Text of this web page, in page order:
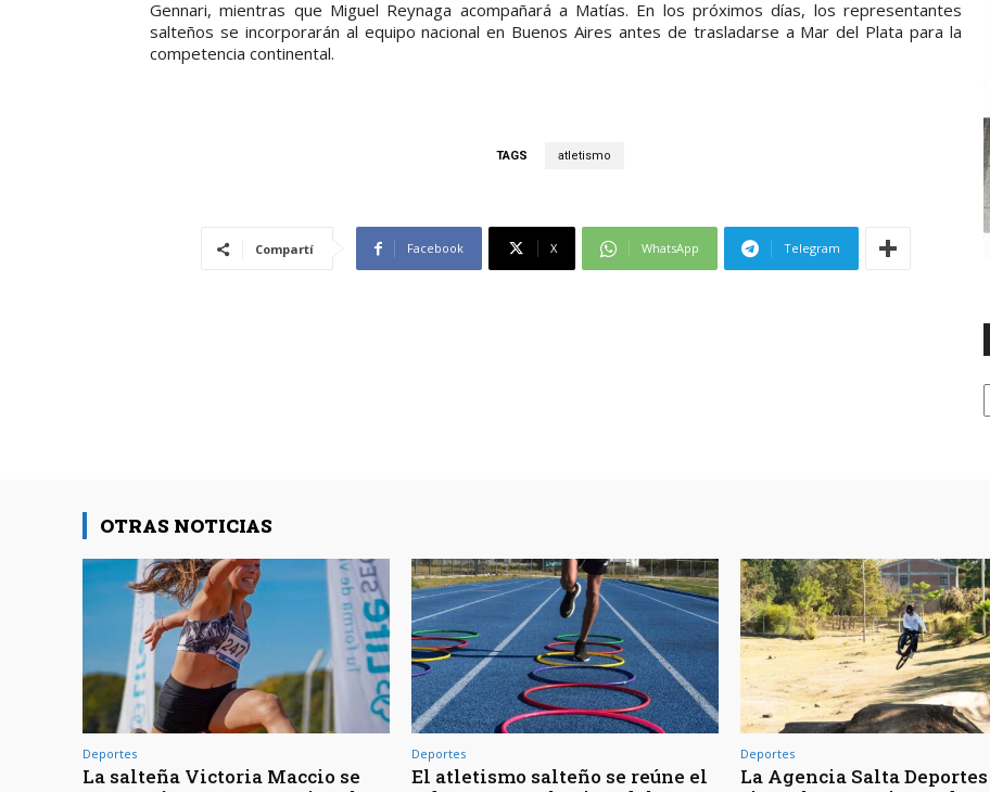
Gennari, mientras que Miguel Reynaga acompañará a Matías. En los próximos días, los representantes
salteños se incorporarán al equipo nacional en Buenos Aires antes de trasladarse a Mar del Plata para la
competencia continental.
TAGS atletismo
Compartí Facebook X WhatsApp Telegram
OTRAS NOTICIAS
Deportes
La salteña Victoria Maccio se
Deportes
El atletismo salteño se reúne el
Deportes
La Agencia Salta Deportes